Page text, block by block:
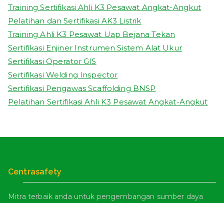
Training Sertifikasi Ahli K3 Pesawat Angkat-Angkut
Pelatihan dan Sertifikasi AK3 Listrik
Training Ahli K3 Pesawat Uap Bejana Tekan
Sertifikasi Enjiner Instrumen Sistem Alat Ukur
Sertifikasi Operator GIS
Sertifikasi Welding Inspector
Sertifikasi Pengawas Scaffolding BNSP
Pelatihan Sertifikasi Ahli K3 Pesawat Angkat-Angkut
Centrasafety
Mitra terbaik anda untuk pengembangan sumber daya